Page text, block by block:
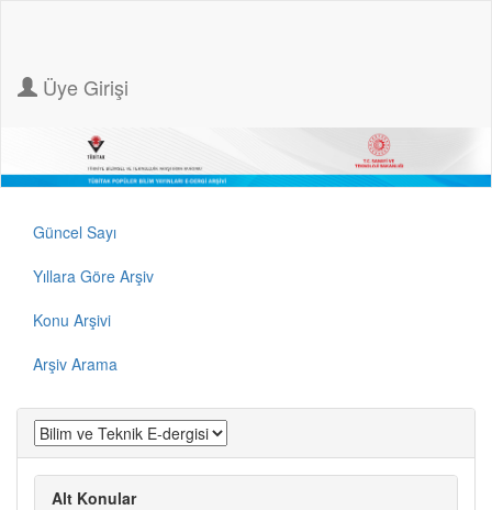
Üye Girişi
Güncel Sayı
Yıllara Göre Arşiv
Konu Arşivi
Arşiv Arama
Alt Konular